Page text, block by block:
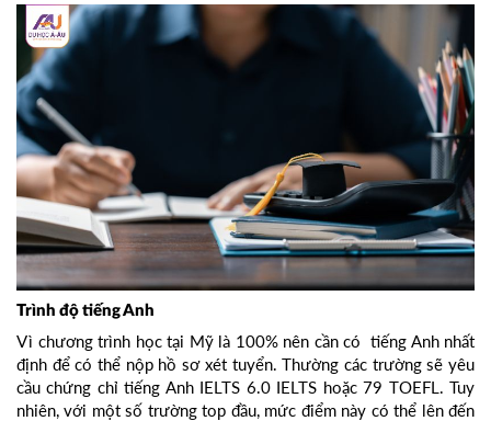
Trình độ tiếng Anh
Vì chương trình học tại Mỹ là 100% nên cần có tiếng Anh nhất
định để có thể nộp hồ sơ xét tuyển. Thường các trường sẽ yêu
cầu chứng chỉ tiếng Anh IELTS 6.0 IELTS hoặc 79 TOEFL. Tuy
nhiên, với một số trường top đầu, mức điểm này có thể lên đến